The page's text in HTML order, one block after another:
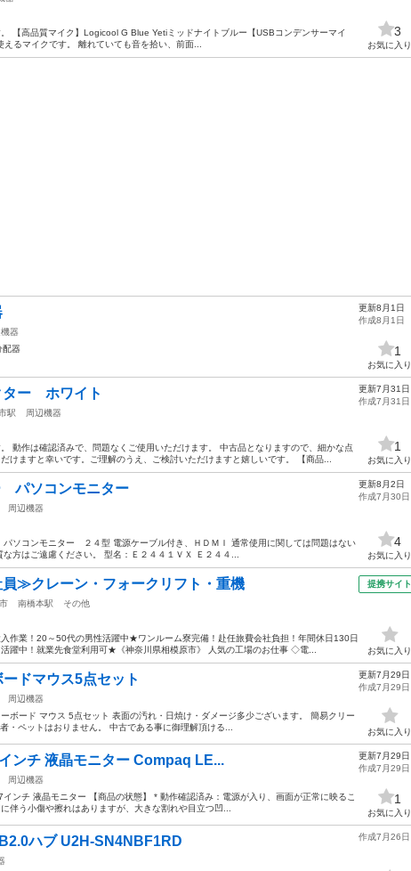
【高品質マイク】Logicool G Blue Yetiミッドナイトブルー【USBコンデンサーマイ
るマイクです。 離れていても音を拾い、前面...
3
お気に入り
器
配器
更新8月1日
作成8月1日
1
お気に入り
ター ホワイト
駅
周辺機器
動作は確認済みで、問題なくご使用いただけます。 中古品となりますので、細かな点
けますと幸いです。ご理解のうえ、ご検討いただけますと嬉しいです。 【商品...
更新7月31日
作成7月31日
1
お気に入り
パソコンモニター
周辺機器
ソコンモニター ２４型 電源ケーブル付き、ＨＤＭＩ 通常使用に関しては問題はない
方はご遠慮ください。 型名：Ｅ２４４１ＶＸ Ｅ２４４...
更新8月2日
作成7月30日
4
お気に入り
≫クレーン・フォークリフト・重機
南橋本駅 その他
作業！20～50代の男性活躍中★ワンルーム寮完備！赴任旅費会社負担！年間休日130日
躍中！就業先食堂利用可★《神奈川県相模原市》 人気の工場のお仕事 ◇電...
提携サイト
お気に入り
ドマウス5点セット
周辺機器
ード マウス 5点セット 表面の汚れ・日焼け・ダメージ多少ございます。 簡易クリー
・ペットはおりません。 中古である事に御理解頂ける...
更新7月29日
作成7月29日
お気に入り
ンチ 液晶モニター Compaq LE...
周辺機器
ンチ 液晶モニター 【商品の状態】 * 動作確認済み：電源が入り、画面が正常に映るこ
伴う小傷や擦れはありますが、大きな割れや目立つ凹...
更新7月29日
作成7月29日
1
お気に入り
ハブ U2H-SN4NBF1RD 作成7月26日